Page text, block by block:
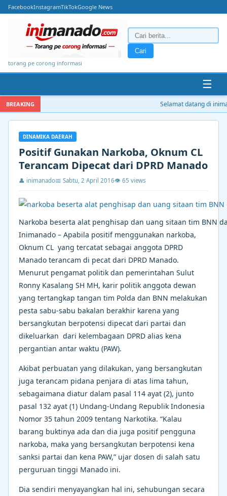
FacebookInstagramTikTokGoogle News
torang pe corong informasi
Cari
☰
BREAKING Selamat datang di
DINAMIKA DAERAH
Positif Gunakan Narkoba, Oknum CL
Terancam Dipecat dari DPRD Manado
👤 inimanado📅 Sabtu, 2 April 2016👁 65 views
Narkoba beserta alat penghisap dan uang sitaan tim BNN
Inimanado – Apabila positif menggunakan narkoba,
Oknum CL yang tercatat sebagai anggota DPRD
Manado terancam di pecat dari DPRD Manado.
Menurut pengamat politik dan pemerintahan Sulut
Ronny Kasalang SH MH, karir politik anggota dewan
yang tertangkap tangan tim Polda dan BNN melakukan
pesta sabu-sabu bakalan berakhir karena yang
bersangkutan berpotensi dipecat dari partai dan
dikeluarkan dari kelembagaan DPRD alias kena
pergantian antar waktu (PAW).
Akibat perbuatan yang dilakukan, yang bersangkutan
juga terancam pidana penjara di atas lima tahun,
sebagaimana diatur dalam pasal 114 ayat (2), junto
pasal 132 ayat (1) Undang-Undang Republik Indonesia
Nomor 35 tahun 2009 tentang Narkotika. “Kalau
barang buktinya ada dan dia juga positif pengguna
narkoba, maka yang bersangkutan berpotensi kena
sanksi partai dan kena PAW,” ujar dosen di salah satu
perguruan tinggi Manado ini.
Dia sendiri menyayangkan hal ini, sehubungan secara